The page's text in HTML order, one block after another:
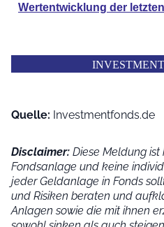
Wertentwicklung der
Quelle: Investmentfonds.de
Disclaimer: Diese Meldung
Fondsanlage und keine
jeder Geldanlage in Fonds
und Risiken beraten und
Anlagen sowie die mit ihnen